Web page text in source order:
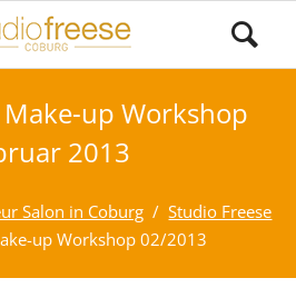
up Workshop
2013
Salon in Coburg
Studio Freese
up Workshop 02/2013